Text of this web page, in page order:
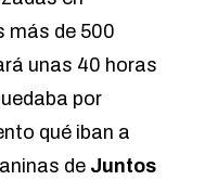
más de 500
unas 40 horas
por
qué iban a
de Juntos